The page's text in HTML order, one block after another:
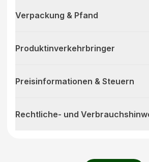
Verpackung & Pfand
Produktinverkehrbringer
Preisinformationen & Steuern
Rechtliche- und